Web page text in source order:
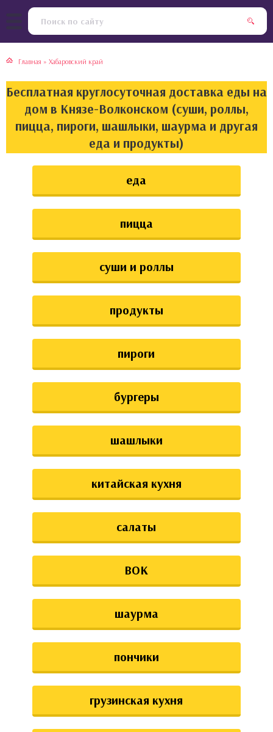
Главная » Хабаровский край
Бесплатная круглосуточная доставка еды на
дом в Князе-Волконском (суши, роллы,
пицца, пироги, шашлыки, шаурма и другая
еда и продукты)
еда
пицца
суши и роллы
продукты
пироги
бургеры
шашлыки
китайская кухня
салаты
ВОК
шаурма
пончики
грузинская кухня
кухня
кухня
кухня
кухня
булочки